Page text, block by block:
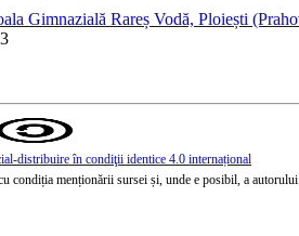
Gimnazială Rareș Vodă, Ploiești
distribuire în condiţii identice 4.0 internațional
condiția menționării sursei și, unde e posibil, a